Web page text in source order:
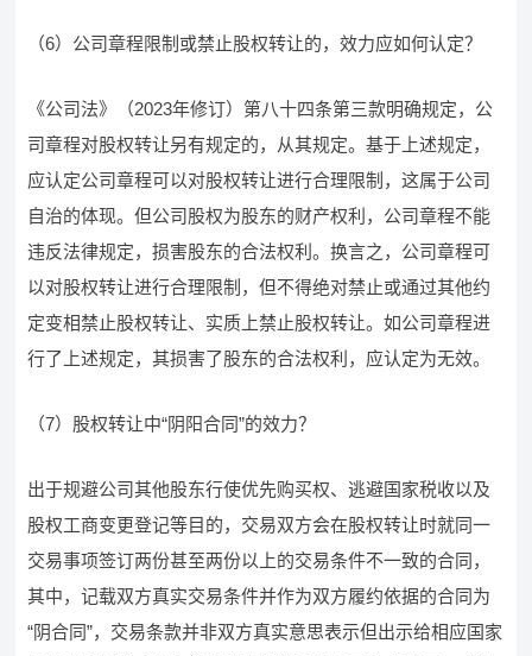
（6）公司章程限制或禁止股权转让的，效力应如何认定？
《公司法》（2023年修订）第八十四条第三款明确规定，公
司章程对股权转让另有规定的，从其规定。基于上述规定，
应认定公司章程可以对股权转让进行合理限制，这属于公司
自治的体现。但公司股权为股东的财产权利，公司章程不能
违反法律规定，损害股东的合法权利。换言之，公司章程可
以对股权转让进行合理限制，但不得绝对禁止或通过其他约
定变相禁止股权转让、实质上禁止股权转让。如公司章程进
行了上述规定，其损害了股东的合法权利，应认定为无效。
（7）股权转让中“阴阳合同”的效力？
出于规避公司其他股东行使优先购买权、逃避国家税收以及
股权工商变更登记等目的，交易双方会在股权转让时就同一
交易事项签订两份甚至两份以上的交易条件不一致的合同，
其中，记载双方真实交易条件并作为双方履约依据的合同为
“阴合同”，交易条款并非双方真实意思表示但出示给相应国家